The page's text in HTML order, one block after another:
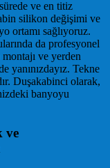
ve en titiz
silikon değişimi ve
ortamı sağlıyoruz.
da profesyonel
ve yerden
yanınızdayız. Tekne
Duşakabinci olarak,
banyoyu
ve